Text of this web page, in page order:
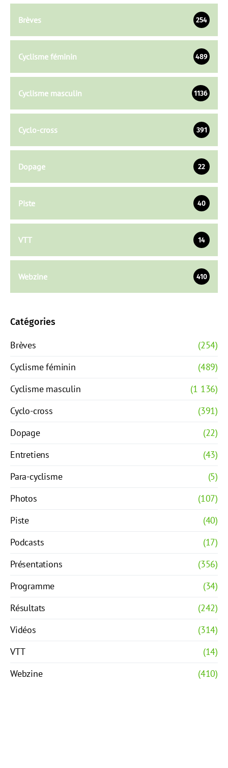
Brèves 254
Cyclisme féminin 489
Cyclisme masculin 1136
Cyclo-cross 391
Dopage 22
Piste 40
VTT 14
Webzine 410
Catégories
Brèves
(254)
Cyclisme féminin
(489)
Cyclisme masculin
(1 136)
Cyclo-cross
(391)
Dopage
(22)
Entretiens
(43)
Para-cyclisme
(5)
Photos
(107)
Piste
(40)
Podcasts
(17)
Présentations
(356)
Programme
(34)
Résultats
(242)
Vidéos
(314)
VTT
(14)
Webzine
(410)